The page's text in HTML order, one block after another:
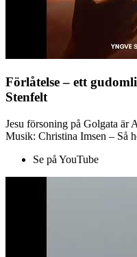
Förlåtelse – ett
Stenfelt
Jesu försoning på Golgata är
Musik: Christina Imsen – Så
Se på YouTube